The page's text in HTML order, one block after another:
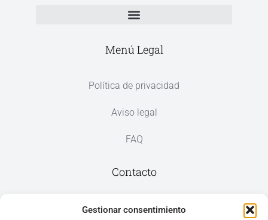
Gestionar consentimiento
Menú Legal
Política de privacidad
Aviso legal
FAQ
Contacto
Av. del Mar, 59, 03187 Los Montesinos,